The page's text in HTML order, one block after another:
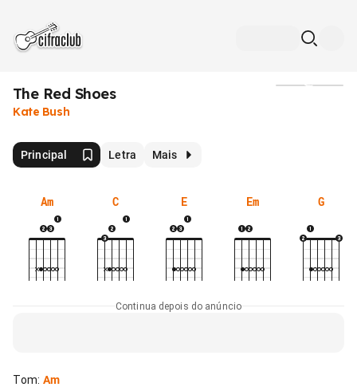
The Red Shoes
Kate Bush
Principal Letra Mais
Am C E Em G
Continua depois do anúncio
Tom: Am